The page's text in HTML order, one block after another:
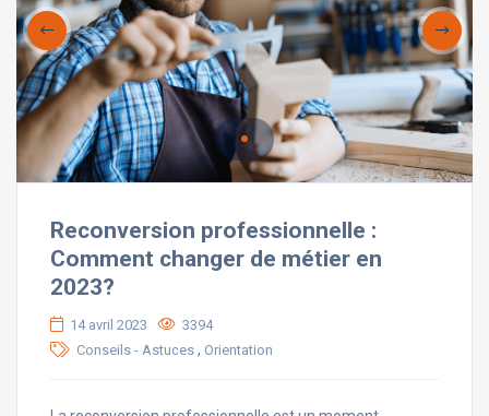
Reconversion professionnelle :
Comment changer de métier en
2023?
14 avril 2023
3394
Conseils - Astuces , Orientation